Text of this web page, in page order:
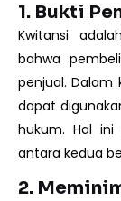
1. Bukti
Kwitansi
bahwa
penjual. Dalam
dapat
hukum. Hal
antara kedua
2.